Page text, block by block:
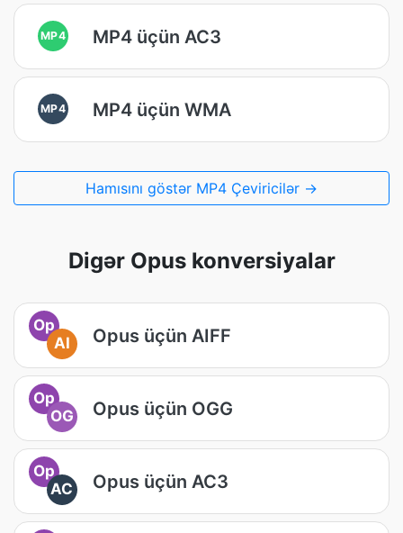
MP4 MP4 üçün AC3
MP4 MP4 üçün WMA
Hamısını göstər MP4 Çeviricilər →
Digər Opus konversiyalar
Op
AI
Opus üçün AIFF
Op
OG
Opus üçün OGG
Op
AC
Opus üçün AC3